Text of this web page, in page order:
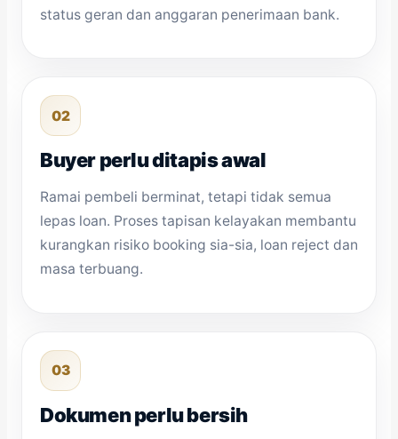
status geran dan anggaran penerimaan bank.
02
Buyer perlu ditapis awal
Ramai pembeli berminat, tetapi tidak semua
lepas loan. Proses tapisan kelayakan membantu
kurangkan risiko booking sia-sia, loan reject dan
masa terbuang.
03
Dokumen perlu bersih